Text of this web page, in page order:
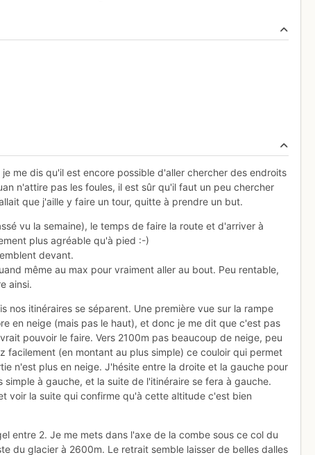
je me dis qu'il est encore possible d'aller chercher des endroits
n'attire pas les foules, il est sûr qu'il faut un peu chercher
que j'aille y faire un tour, quitte à prendre un but.
vu la semaine), le temps de faire la route et d'arriver à
plus agréable qu'à pied :-)
devant.
même au max pour vraiment aller au bout. Peu rentable,
ainsi.
nos itinéraires se séparent. Une première vue sur la rampe
en neige (mais pas le haut), et donc je me dit que c'est pas
pouvoir le faire. Vers 2100m pas beaucoup de neige, peu
facilement (en montant au plus simple) ce couloir qui permet
n'est plus en neige. J'hésite entre la droite et la gauche pour
à gauche, et la suite de l'itinéraire se fera à gauche.
voir la suite qui confirme qu'à cette altitude c'est bien
entre 2. Je me mets dans l'axe de la combe sous ce col du
du glacier à 2600m. Le retrait semble laisser de belles dalles